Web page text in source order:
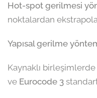
Hot-spot gerilmesi
noktalardan
Yapısal gerilme
Kaynaklı
ve Eurocode 3